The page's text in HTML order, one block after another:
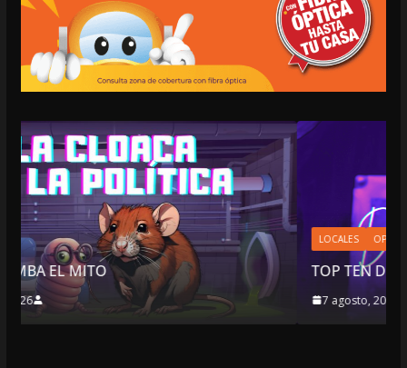
LOCALES OPINIÓN
TOP TEN DEL REPUDIO
7 agosto, 2026